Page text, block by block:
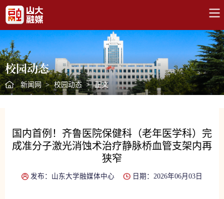
校园动态
新闻网 > 校园动态 > 正文
国内首例！齐鲁医院保健科（老年医学科）完
成准分子激光消蚀术治疗静脉桥血管支架内再
狭窄
发布：山东大学融媒体中心 日期：2026年06月03日